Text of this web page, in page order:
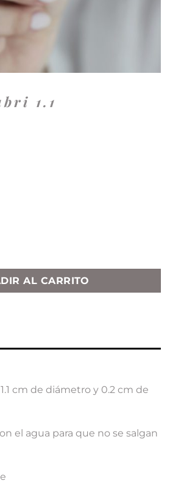
1.1
AL CARRITO
cm de diámetro y 0.2 cm de
el agua para que no se salgan